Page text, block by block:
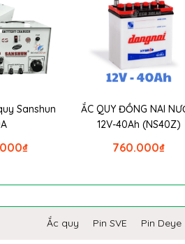
Sanshun
₫
ẮC QUY ĐỒNG NAI
12V-40Ah (NS40Z)
₫
760.000
Ắc quy Pin SVE Pin Deye